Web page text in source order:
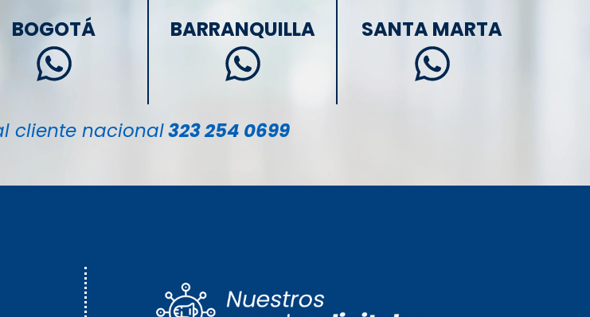
BOGOTÁ BARRANQUILLA SANTA MARTA
cliente nacional323 254 0699